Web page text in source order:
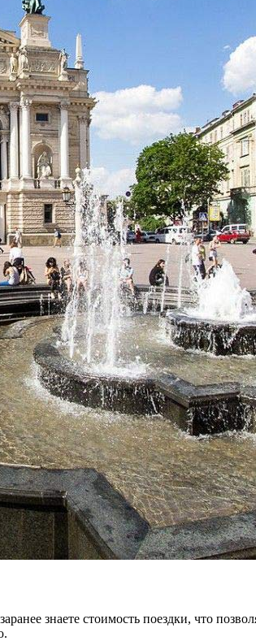
знаете стоимость поездки, что